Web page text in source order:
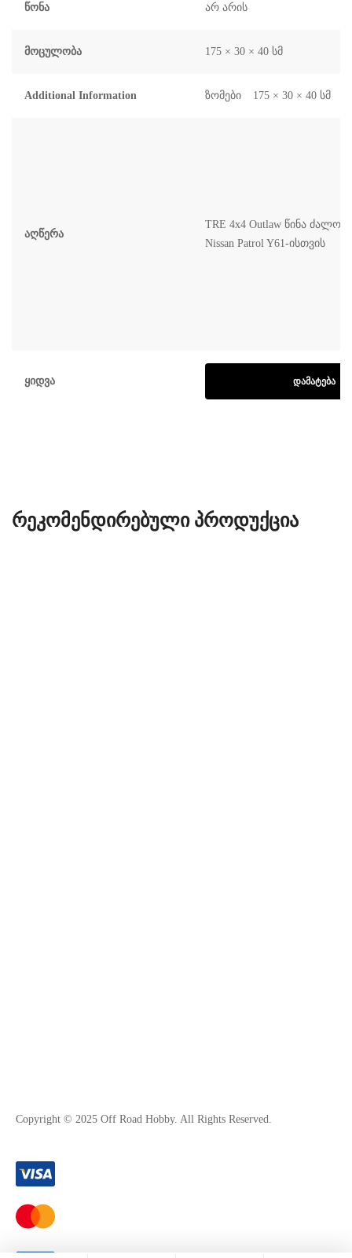
Წონა არ არის
Მოცულობა 175 × 30 × 40 სმ
Additional Information ზომები 175 × 30 × 40 სმ
Აღწერა
TRE 4x4 Outlaw წინა
Nissan Patrol Y61-ისთვის
Ყიდვა ᲓᲐᲛᲐᲢᲔᲑᲐ
ᲠᲔᲙᲝᲛᲔᲜᲓᲘᲠᲔᲑᲣᲚᲘ ᲞᲠᲝᲓᲣᲥᲪᲘᲐ
Copyright © 2025 Off Road Hobby. All Rights Reserved.